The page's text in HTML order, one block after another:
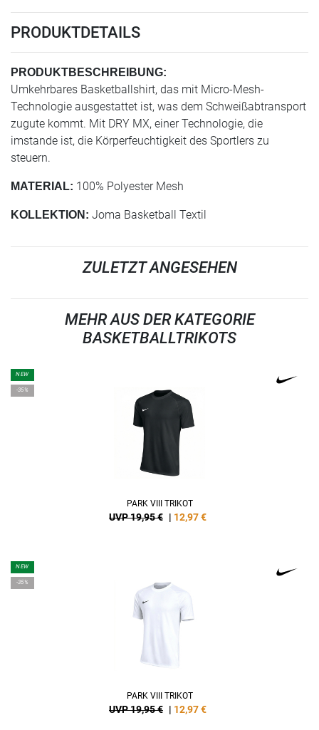
PRODUKTDETAILS
PRODUKTBESCHREIBUNG:
Umkehrbares Basketballshirt, das mit Micro-Mesh-
Technologie ausgestattet ist, was dem Schweißabtransport
zugute kommt. Mit DRY MX, einer Technologie, die
imstande ist, die Körperfeuchtigkeit des Sportlers zu
steuern.
MATERIAL: 100% Polyester Mesh
KOLLEKTION: Joma Basketball Textil
ZULETZT ANGESEHEN
MEHR AUS DER KATEGORIE
BASKETBALLTRIKOTS
NEW
-35%
PARK VIII TRIKOT
UVP 19,95 € | 12,97€
NEW
-35%
PARK VIII TRIKOT
UVP 19,95 € | 12,97€